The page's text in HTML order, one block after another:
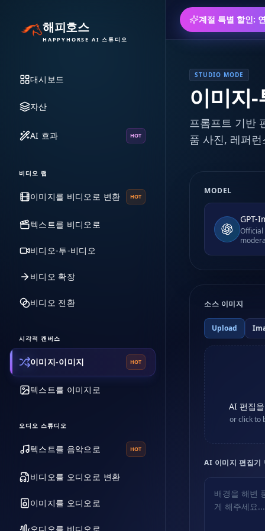
계절 특별 할인:
해피호스
HAPPYHORSE AI 스튜디오
대시보드
자산
AI 효과 HOT
비디오 랩
이미지를 비디오로 변환 HOT
텍스트를 비디오로
비디오-투-비디오
비디오 확장
비디오 전환
시각적 캔버스
이미지-이미지 HOT
텍스트를 이미지로
오디오 스튜디오
텍스트를 음악으로 HOT
비디오를 오디오로 변환
이미지를 오디오로
STUDIO MODE
이미지
프롬프트 기반
품 사진, 레퍼
MODEL
GPT-
Official
소스 이미지
Upload
AI 편집
or click to
AI 이미지 편집기